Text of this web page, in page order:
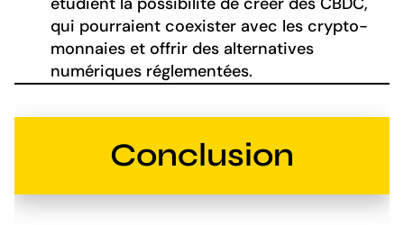
qui pourraient coexister avec les crypto-
monnaies et offrir des alternatives
numériques réglementées.
Conclusion